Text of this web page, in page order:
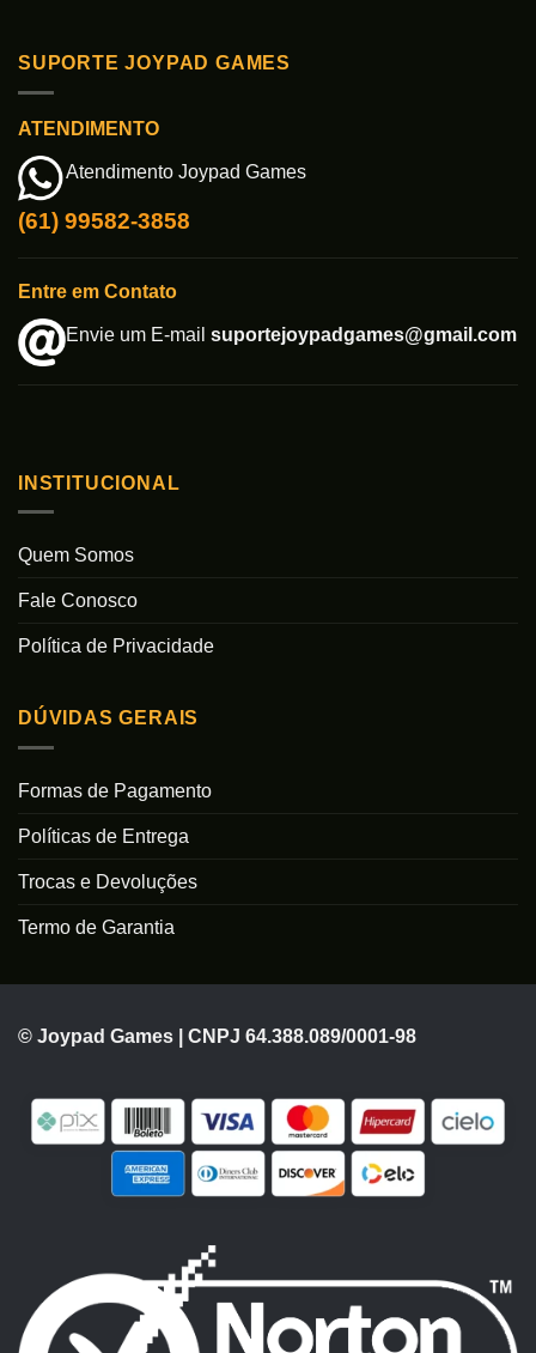
SUPORTE JOYPAD GAMES
ATENDIMENTO
Atendimento Joypad Games
(61) 99582-3858
Entre em Contato
Envie um E-mail suportejoypadgames@gmail.com
INSTITUCIONAL
Quem Somos
Fale Conosco
Política de Privacidade
DÚVIDAS GERAIS
Formas de Pagamento
Políticas de Entrega
Trocas e Devoluções
Termo de Garantia
© Joypad Games | CNPJ 64.388.089/0001-98